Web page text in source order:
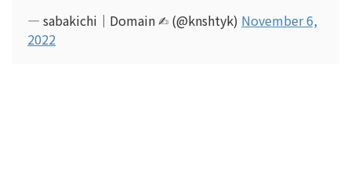
— sabakichi｜Domain ✍︎ (@knshtyk) November 6,
2022